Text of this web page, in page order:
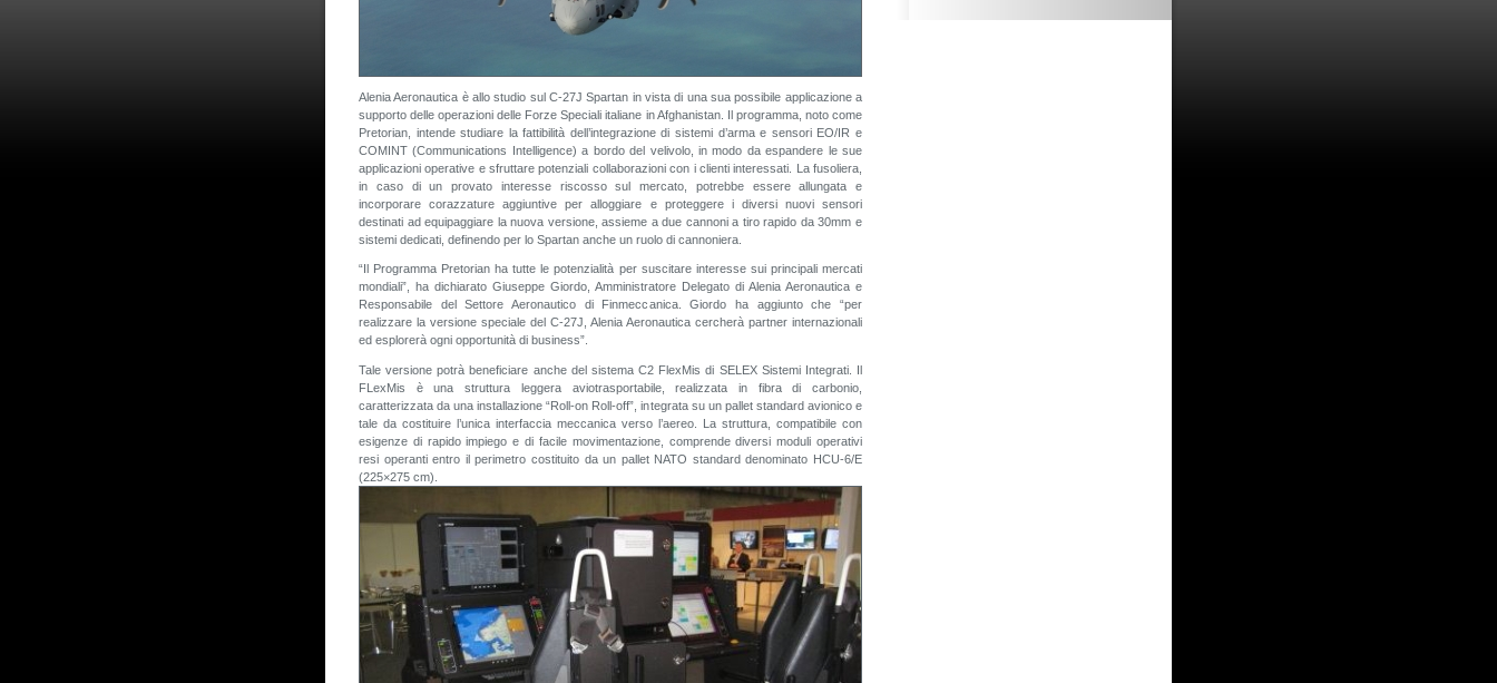
Alenia Aeronautica è allo studio sul C-27J Spartan in vista di una sua possibile applicazione a
supporto delle operazioni delle Forze Speciali italiane in Afghanistan. Il programma, noto come
Pretorian, intende studiare la fattibilità dell’integrazione di sistemi d’arma e sensori EO/IR e
COMINT (Communications Intelligence) a bordo del velivolo, in modo da espandere le sue
applicazioni operative e sfruttare potenziali collaborazioni con i clienti interessati. La fusoliera,
in caso di un provato interesse riscosso sul mercato, potrebbe essere allungata e
incorporare corazzature aggiuntive per alloggiare e proteggere i diversi nuovi sensori
destinati ad equipaggiare la nuova versione, assieme a due cannoni a tiro rapido da 30mm e
sistemi dedicati, definendo per lo Spartan anche un ruolo di cannoniera.
“Il Programma Pretorian ha tutte le potenzialità per suscitare interesse sui principali mercati
mondiali”, ha dichiarato Giuseppe Giordo, Amministratore Delegato di Alenia Aeronautica e
Responsabile del Settore Aeronautico di Finmeccanica. Giordo ha aggiunto che “per
realizzare la versione speciale del C-27J, Alenia Aeronautica cercherà partner internazionali
ed esplorerà ogni opportunità di business”.
Tale versione potrà beneficiare anche del sistema C2 FlexMis di SELEX Sistemi Integrati. Il
FLexMis è una struttura leggera aviotrasportabile, realizzata in fibra di carbonio,
caratterizzata da una installazione “Roll-on Roll-off”, integrata su un pallet standard avionico e
tale da costituire l’unica interfaccia meccanica verso l’aereo. La struttura, compatibile con
esigenze di rapido impiego e di facile movimentazione, comprende diversi moduli operativi
resi operanti entro il perimetro costituito da un pallet NATO standard denominato HCU-6/E
(225×275 cm).